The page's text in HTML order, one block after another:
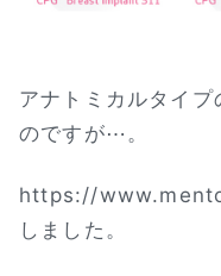
アナトミカルタイ
のですが⋯。
https://
しました。